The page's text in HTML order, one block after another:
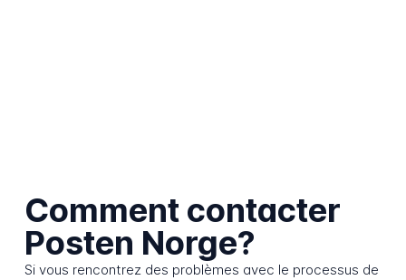
Comment contacter
Posten Norge?
Si vous rencontrez des problèmes avec le processus de